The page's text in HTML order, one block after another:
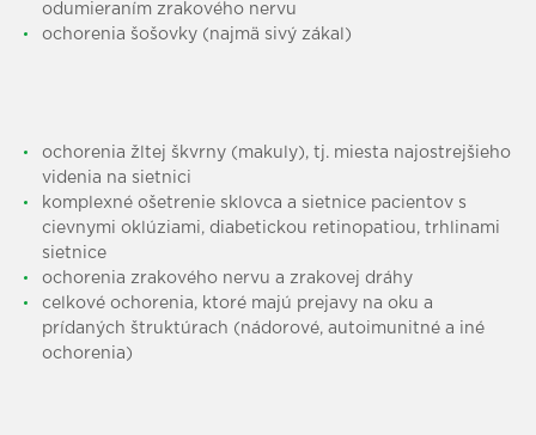
odumieraním zrakového nervu
ochorenia šošovky (najmä sivý zákal)
ochorenia žltej škvrny (makuly), tj. miesta najostrejšieho
videnia na sietnici
komplexné ošetrenie sklovca a sietnice pacientov s
cievnymi oklúziami, diabetickou retinopatiou, trhlinami
sietnice
ochorenia zrakového nervu a zrakovej dráhy
celkové ochorenia, ktoré majú prejavy na oku a
prídaných štruktúrach (nádorové, autoimunitné a iné
ochorenia)